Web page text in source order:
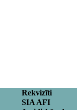
Rekvizīti
SIA AFI